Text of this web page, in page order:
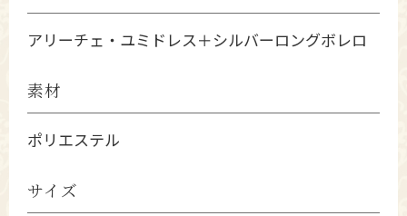
アリーチェ・ユミドレス＋シルバーロングボレロ
素材
ポリエステル
サイズ